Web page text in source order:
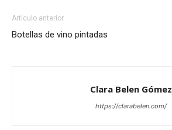
Artículo anterior
Botellas de vino pintadas
Clara Belen Gómez
https://clarabelen.com/